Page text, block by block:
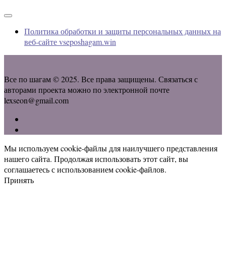
Политика обработки и защиты персональных данных на
веб-сайте vseposhagam.win
Все по шагам © 2025. Все права защищены. Связаться с
авторами проекта можно по электронной почте
lexseon@gmail.com
Мы используем cookie-файлы для наилучшего представления
нашего сайта. Продолжая использовать этот сайт, вы
соглашаетесь с использованием cookie-файлов.
Принять